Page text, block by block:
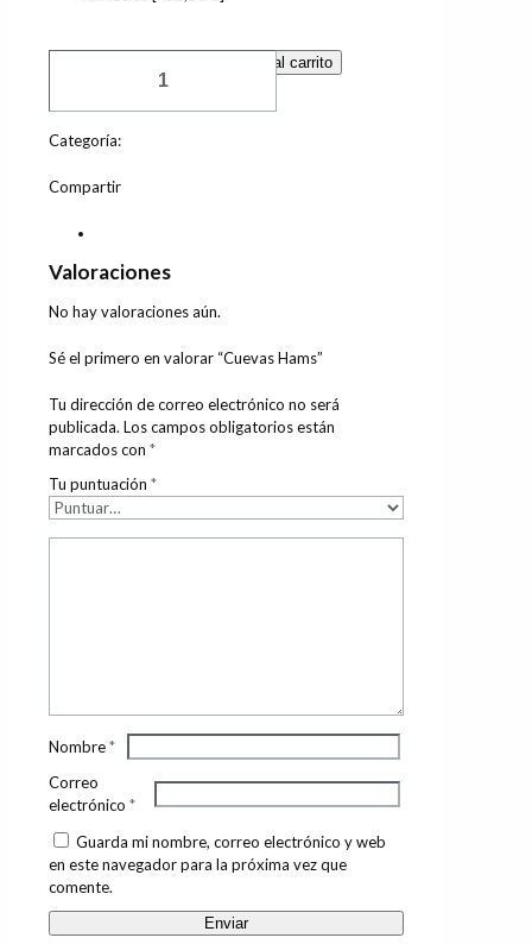
Añadir al carrito
Categoría:
Compartir
Valoraciones
No hay valoraciones aún.
Sé el primero en valorar “Cuevas Hams”
Tu dirección de correo electrónico no será
publicada. Los campos obligatorios están
marcados con *
Tu puntuación *
Nombre*
Correo
electrónico *
Guarda mi nombre, correo electrónico y web
en este navegador para la próxima vez que
comente.